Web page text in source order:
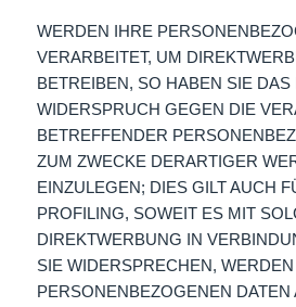
WERDEN IHRE
VERARBEITET, UM
BETREIBEN, SO HABEN SIE
WIDERSPRUCH GEGEN DIE
BETREFFENDER
ZUM ZWECKE DERARTIGER
EINZULEGEN; DIES GILT AUCH
PROFILING, SOWEIT ES MIT
DIREKTWERBUNG IN
SIE WIDERSPRECHEN,
PERSONENBEZOGENEN DATEN